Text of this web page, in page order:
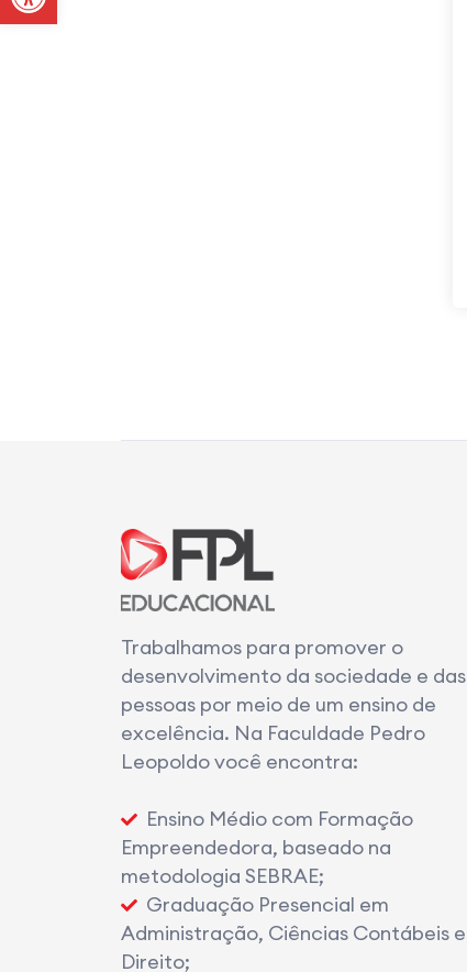
Trabalhamos para promover o
desenvolvimento da sociedade e das
pessoas por meio de um ensino de
excelência. Na Faculdade Pedro
Leopoldo você encontra:
Ensino Médio com Formação
Empreendedora, baseado na
metodologia SEBRAE;
Graduação Presencial em
Administração, Ciências Contábeis e
Direito;